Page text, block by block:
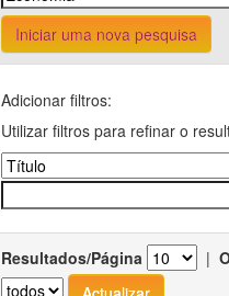
Iniciar uma nova pesquisa
Adicionar filtros:
Utilizar filtros para refinar o
Resultados/Página |